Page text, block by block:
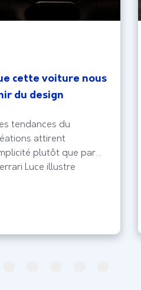
cette voiture nous
du design
tendances du
attirent
plutôt que par
Luce illustre
croissante dans
par Jony